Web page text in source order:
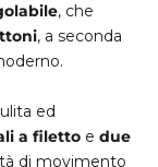
, che
, a seconda
ed
a filetto e due
di movimento